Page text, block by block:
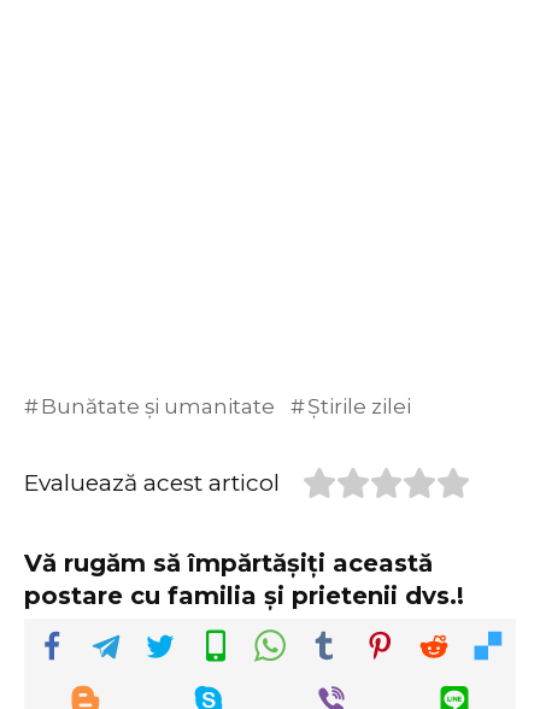
Bunătate și umanitate Știrile zilei
Evaluează acest articol
Vă rugăm să împărtășiți această
postare cu familia și prietenii dvs.!